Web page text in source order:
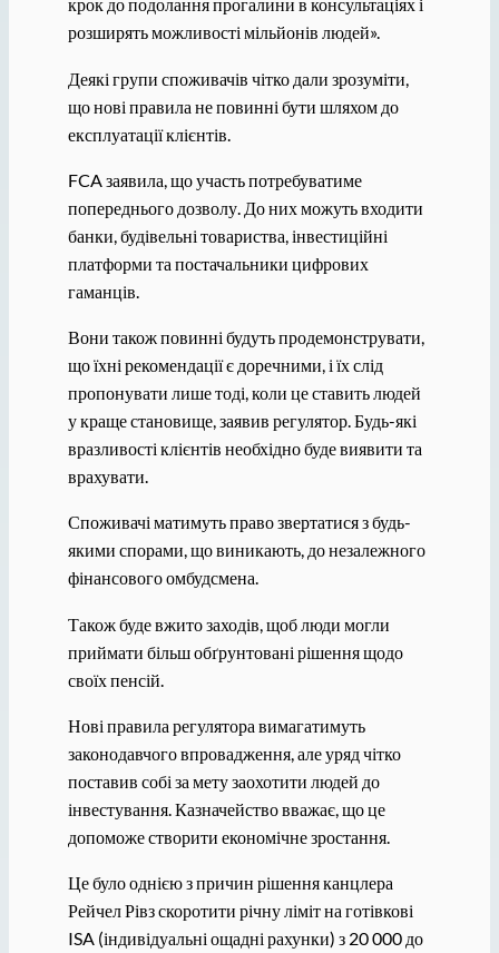
крок до подолання прогалини в консультаціях і
розширять можливості мільйонів людей».
Деякі групи споживачів чітко дали зрозуміти,
що нові правила не повинні бути шляхом до
експлуатації клієнтів.
FCA заявила, що участь потребуватиме
попереднього дозволу. До них можуть входити
банки, будівельні товариства, інвестиційні
платформи та постачальники цифрових
гаманців.
Вони також повинні будуть продемонструвати,
що їхні рекомендації є доречними, і їх слід
пропонувати лише тоді, коли це ставить людей
у ​​краще становище, заявив регулятор. Будь-які
вразливості клієнтів необхідно буде виявити та
врахувати.
Споживачі матимуть право звертатися з будь-
якими спорами, що виникають, до незалежного
фінансового омбудсмена.
Також буде вжито заходів, щоб люди могли
приймати більш обґрунтовані рішення щодо
своїх пенсій.
Нові правила регулятора вимагатимуть
законодавчого впровадження, але уряд чітко
поставив собі за мету заохотити людей до
інвестування. Казначейство вважає, що це
допоможе створити економічне зростання.
Це було однією з причин рішення канцлера
Рейчел Рівз скоротити річну ліміт на готівкові
ISA (індивідуальні ощадні рахунки) з 20 000 до